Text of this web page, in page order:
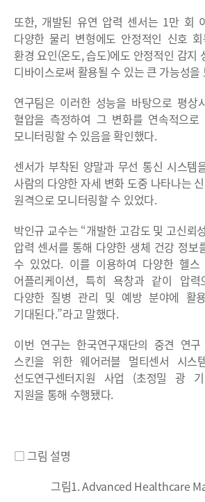
또한, 개발된 유연 압력 센서는 1만 회
다양한 물리 변형에도 안정적인 신호
환경 요인(온도, 습도)에도 안정적인 감지
디바이스로써 활용될 수 있는 큰 가능성을
연구팀은 이러한 성능을 바탕으로 평상
혈압을 측정하여 그 변화를 연속적으
모니터링할 수 있음을 확인했다.
센서가 부착된 양말과 무선 통신 시스템
사람의 다양한 자세 변화 도중 나타나는
원격으로 모니터링할 수 있었다.
박인규 교수는 “개발한 고감도 및 고신뢰
압력 센서를 통해 다양한 생체 건강 정보
수 있었다. 이를 이용하여 다양한 헬스
어플리케이션, 특히 욕창과 같이 압
다양한 질병 관리 및 예방 분야에 활
기대된다.”라고 말했다.
이번 연구는 한국연구재단의 중견 연구
스킨을 위한 웨어러블 멀티센서 시스
선도연구센터지원 사업 (초정밀 광 기
지원을 통해 수행됐다.
□ 그림 설명
그림1. Advanced Healthcare